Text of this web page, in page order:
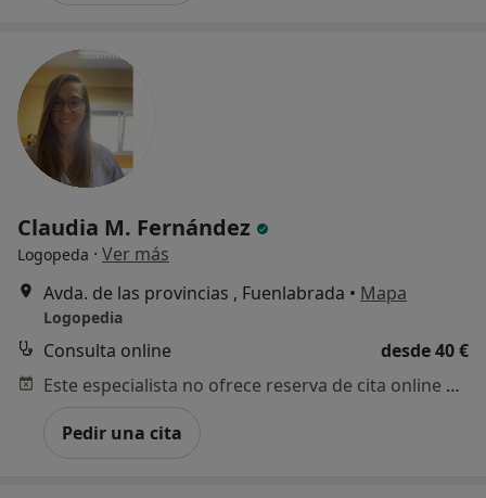
Claudia M. Fernández
Logopeda · Ver más
Avda. de las provincias , Fuenlabrada • Mapa
Logopedia
Consulta online
desde 40 €
Este especialista no ofrece reserva de cita online en esta dirección.
Pedir una cita